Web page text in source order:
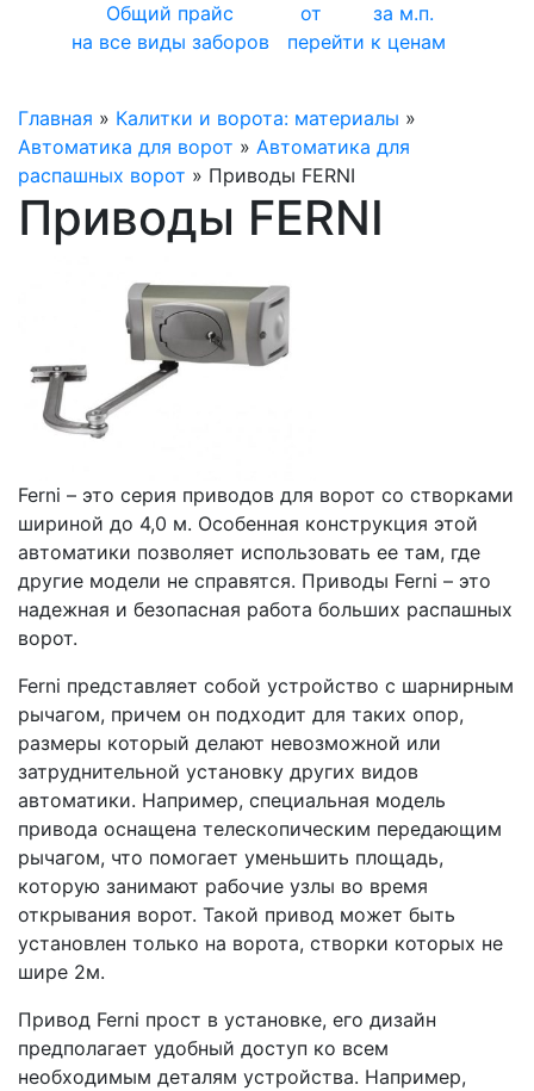
Общий прайс
на все виды заборов
от
за м.п.
перейти к ценам
Главная » Калитки и ворота: материалы »
Автоматика для ворот » Автоматика для
распашных ворот » Приводы FERNI
Приводы FERNI
Ferni – это серия приводов для ворот со створками
шириной до 4,0 м. Особенная конструкция этой
автоматики позволяет использовать ее там, где
другие модели не справятся. Приводы Ferni – это
надежная и безопасная работа больших распашных
ворот.
Ferni представляет собой устройство с шарнирным
рычагом, причем он подходит для таких опор,
размеры который делают невозможной или
затруднительной установку других видов
автоматики. Например, специальная модель
привода оснащена телескопическим передающим
рычагом, что помогает уменьшить площадь,
которую занимают рабочие узлы во время
открывания ворот. Такой привод может быть
установлен только на ворота, створки которых не
шире 2м.
Привод Ferni прост в установке, его дизайн
предполагает удобный доступ ко всем
необходимым деталям устройства. Например,